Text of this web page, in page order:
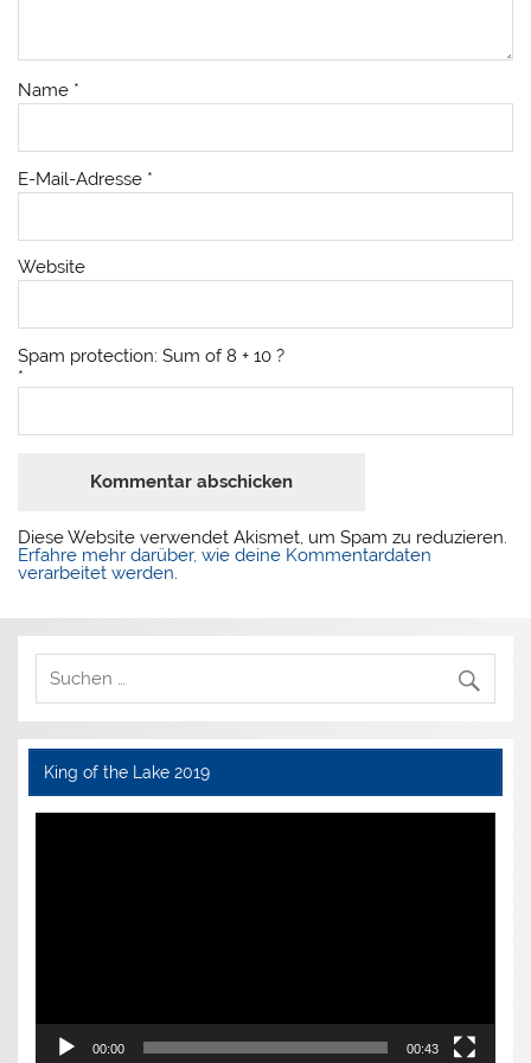
Name *
E-Mail-Adresse *
Website
Spam protection: Sum of 8 + 10 ?
*
Diese Website verwendet Akismet, um Spam zu reduzieren.
Erfahre mehr darüber, wie deine Kommentardaten
verarbeitet werden.
King of the Lake 2019
Video-
00:00 00:43